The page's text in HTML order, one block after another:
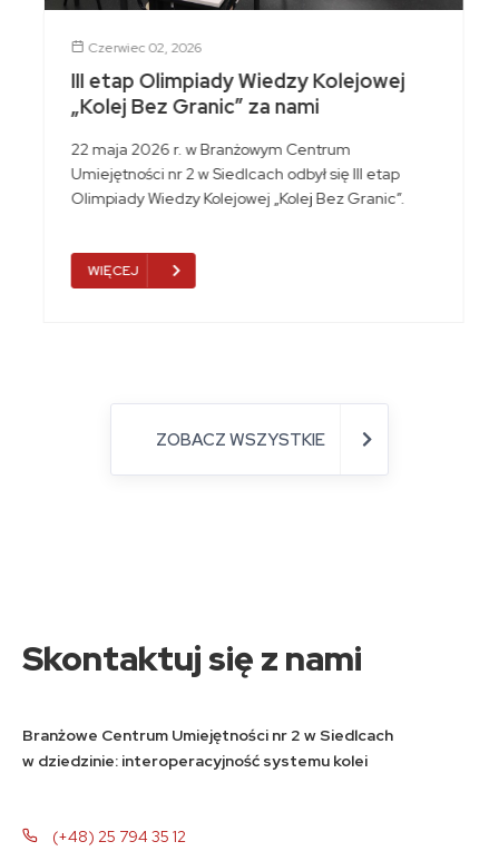
Czerwiec 02, 2026
III etap Olimpiady Wiedzy Kolejowej
„Kolej Bez Granic” za nami
22 maja 2026 r. w Branżowym Centrum
Umiejętności nr 2 w Siedlcach odbył się III etap
Olimpiady Wiedzy Kolejowej „Kolej Bez Granic”.
WIĘCEJ
ZOBACZ WSZYSTKIE
Skontaktuj się z nami
Branżowe Centrum Umiejętności nr 2 w Siedlcach
w dziedzinie: interoperacyjność systemu kolei
(+48) 25 794 35 12